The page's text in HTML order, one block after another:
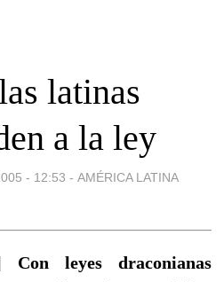
latinas
a la ley
- 12:53 - AMÉRICA LATINA
Con leyes draconianas